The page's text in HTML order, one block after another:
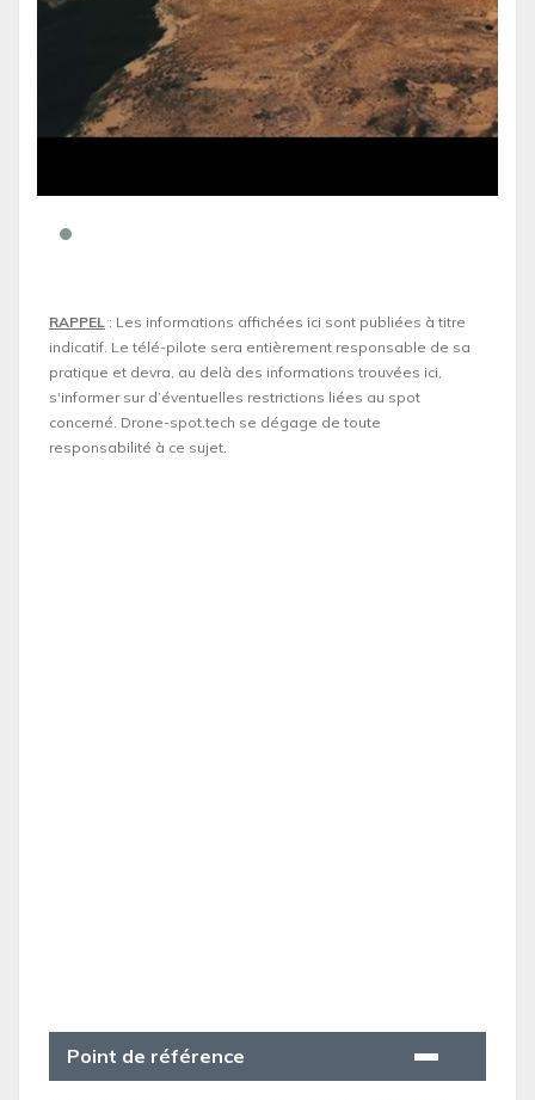
RAPPEL : Les informations affichées ici sont publiées à titre
indicatif. Le télé-pilote sera entièrement responsable de sa
pratique et devra, au delà des informations trouvées ici,
s'informer sur d’éventuelles restrictions liées au spot
concerné. Drone-spot.tech se dégage de toute
responsabilité à ce sujet.
Point de référence